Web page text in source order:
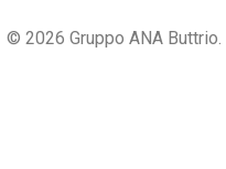
© 2026 Gruppo ANA